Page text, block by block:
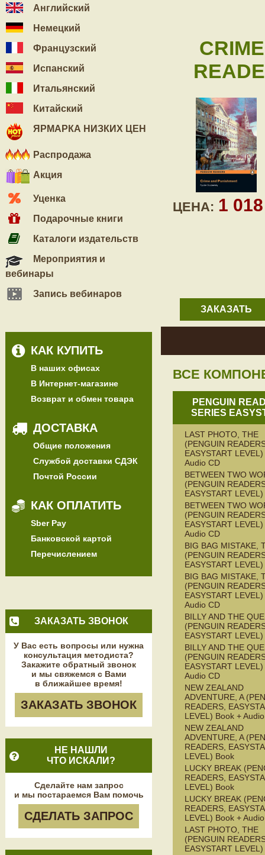
Английский
Немецкий
Французский
Испанский
Итальянский
Китайский
ЯРМАРКА НИЗКИХ ЦЕН
Распродажа
Акция
Уценка
Подарочные книги
Каталоги издательств
Мероприятия и
вебинары
Запись вебинаров
КАК КУПИТЬ
В наших офисах
В Интернет-магазине
Возврат и обмен товара
ДОСТАВКА
Общие положения
Службой доставки СДЭК
Почтой России
КАК ОПЛАТИТЬ
Sber Pay
Банковской картой
Перечислением
ЗАКАЗАТЬ ЗВОНОК
У Вас есть вопросы или нужна
консультация методиста?
Закажите обратный звонок
и мы свяжемся с Вами
в ближайшее время!
ЗАКАЗАТЬ ЗВОНОК
НЕ НАШЛИ
ЧТО ИСКАЛИ?
Сделайте нам запрос
и мы постараемся Вам помочь
СДЕЛАТЬ ЗАПРОС
ЦЕНА: 1
ЗАКАЗАТЬ
ВСЕ
PENGUIN
SERIES
LAST PHOTO, THE
(PENGUIN
EASYSTART
Audio CD
BETWEEN TWO
(PENGUIN
EASYSTART
BETWEEN TWO
(PENGUIN
EASYSTART
Audio CD
BIG BAG MISTAKE,
(PENGUIN
EASYSTART
BIG BAG MISTAKE,
(PENGUIN
EASYSTART
Audio CD
BILLY AND THE
(PENGUIN
EASYSTART
BILLY AND THE
(PENGUIN
EASYSTART
Audio CD
NEW ZEALAND
ADVENTURE, A
READERS,
LEVEL) Book +
NEW ZEALAND
ADVENTURE, A
READERS,
LEVEL) Book
LUCKY BREAK
READERS,
LEVEL) Book
LUCKY BREAK
READERS,
LEVEL) Book +
LAST PHOTO, THE
(PENGUIN
EASYSTART